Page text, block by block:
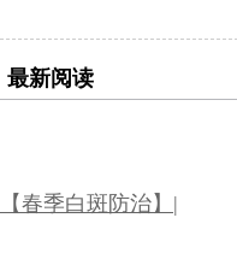
最新阅读
【春季白斑防治】|